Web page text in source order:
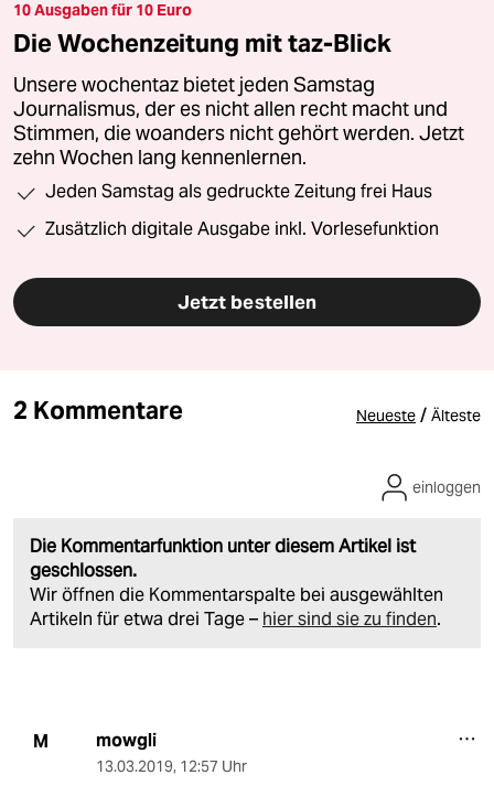
10 Ausgaben für 10 Euro
Die Wochenzeitung mit taz-Blick
Unsere wochentaz bietet jeden Samstag
Journalismus, der es nicht allen recht macht und
Stimmen, die woanders nicht gehört werden. Jetzt
zehn Wochen lang kennenlernen.
Jeden Samstag als gedruckte Zeitung frei Haus
Zusätzlich digitale Ausgabe inkl. Vorlesefunktion
Jetzt bestellen
2 Kommentare Neueste / Älteste
Die Kommentarfunktion unter diesem Artikel ist
geschlossen.
Wir öffnen die Kommentarspalte bei ausgewählten
Artikeln für etwa drei Tage – hier sind sie zu finden.
einloggen
M mowgli
13.03.2019, 12:57 Uhr